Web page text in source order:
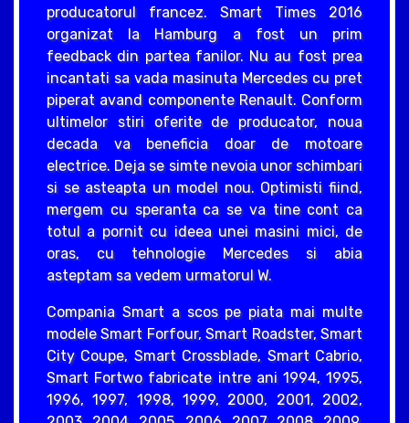
producatorul francez. Smart Times 2016
organizat la Hamburg a fost un prim
feedback din partea fanilor. Nu au fost prea
incantati sa vada masinuta Mercedes cu pret
piperat avand componente Renault. Conform
ultimelor stiri oferite de producator, noua
decada va beneficia doar de motoare
electrice. Deja se simte nevoia unor schimbari
si se asteapta un model nou. Optimisti fiind,
mergem cu speranta ca se va tine cont ca
totul a pornit cu ideea unei masini mici, de
oras, cu tehnologie Mercedes si abia
asteptam sa vedem urmatorul W.
Compania Smart a scos pe piata mai multe
modele Smart Forfour, Smart Roadster, Smart
City Coupe, Smart Crossblade, Smart Cabrio,
Smart Fortwo fabricate intre ani 1994, 1995,
1996, 1997, 1998, 1999, 2000, 2001, 2002,